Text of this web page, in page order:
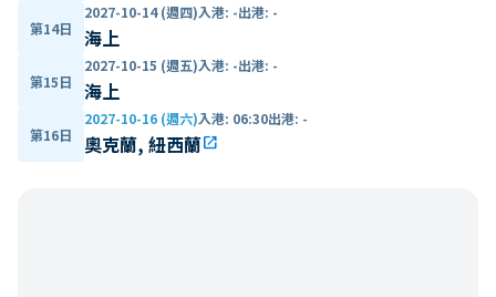
第14日
2027-10-14 (週四)入港: -出港: -
海上
第15日
2027-10-15 (週五)入港: -出港: -
海上
第16日
2027-10-16 (週六)入港: 06:30出港: -
奧克蘭, 紐西蘭open_in_new